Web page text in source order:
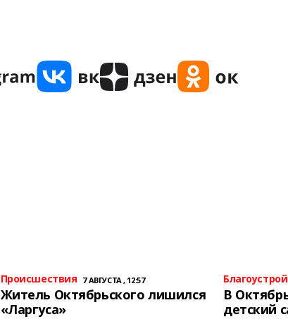
Происшествия 7 АВГУСТА , 12:57
Житель Октябрьского лишился
«Ларгуса»
В
детский